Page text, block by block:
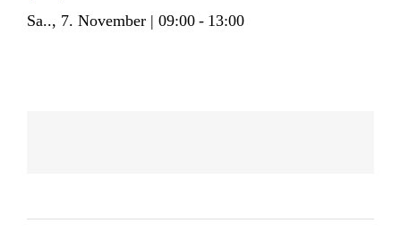
Sa.., 7. November | 09:00 - 13:00